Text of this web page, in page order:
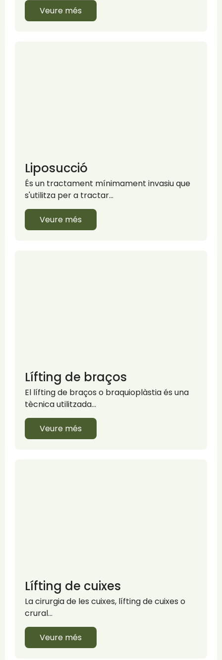
Veure més
Liposucció
És un tractament mínimament invasiu que
s'utilitza per a tractar…
Veure més
Lífting de braços
El lífting de braços o braquioplàstia és una
tècnica utilitzada…
Veure més
Lífting de cuixes
La cirurgia de les cuixes, lífting de cuixes o
crural…
Veure més